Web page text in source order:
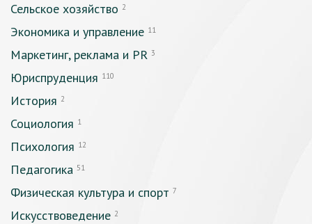
Сельское хозяйство 2
Экономика и управление 11
Маркетинг, реклама и PR 3
Юриспруденция 110
История 2
Социология 1
Психология 12
Педагогика 51
Физическая культура и спорт 7
Искусствоведение 2